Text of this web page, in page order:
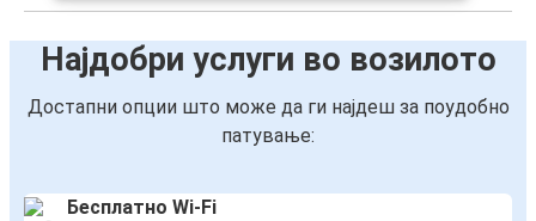
Најдобри услуги во возилото
Достапни опции што може да ги најдеш за поудобно
патување:
Бесплатно Wi-Fi